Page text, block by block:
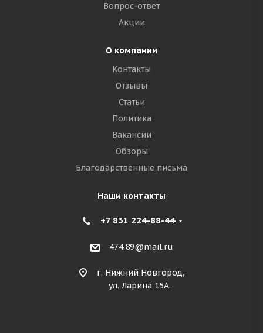
Вопрос-ответ
Акции
О компании
Контакты
Отзывы
Статьи
Политика
Вакансии
Обзоры
Благодарственные письма
Наши контакты
+7 831 224-88-44
474.89@mail.ru
г. Нижний Новгород,
ул. Ларина 15А.